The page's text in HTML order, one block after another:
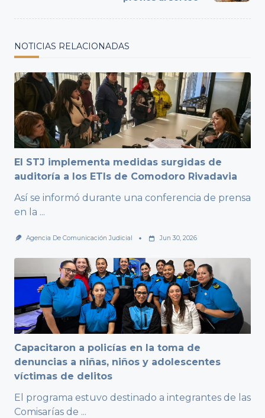
NOTICIAS RELACIONADAS
El STJ implementa medidas surgidas de
auditoría a los ETIs de Comodoro Rivadavia
Así se informó durante una conferencia de prensa
en la ...
Agencia De Comunicación Judicial Jun 30, 2026
Capacitaron a policías en la toma de
denuncias a niñas, niños y adolescentes
víctimas de delitos
El programa estuvo destinado a integrantes de las
Comisarías de ...